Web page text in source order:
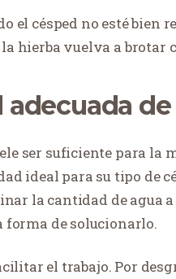
el césped no esté bien
hierba vuelva a brotar
adecuada
ser suficiente para la
ideal para su tipo de
la cantidad de agua
de solucionarlo.
el trabajo. Por